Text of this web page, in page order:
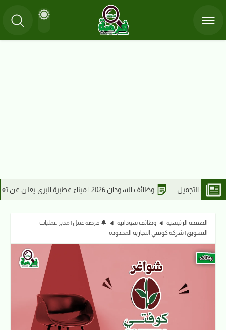
بقسم التشغيل
الصفحة الرئيسية وظائف سودانية
🔔 فرصة عمل | مدير عمليات
التسويق | شركة كوفتي التجارية المحدودة